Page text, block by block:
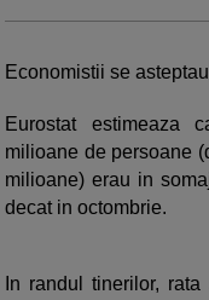
Economistii se
Eurostat estimeaza
milioane de persoane
milioane) erau in
decat in octombrie.
In randul tinerilor,